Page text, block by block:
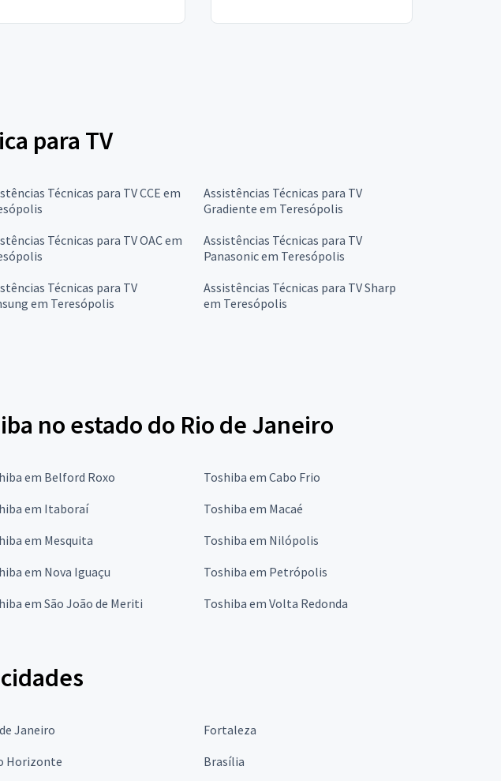
para TV
Técnicas para TV CCE em
Assistências Técnicas para TV
Gradiente em Teresópolis
Técnicas para TV OAC em
Assistências Técnicas para TV
Panasonic em Teresópolis
Técnicas para TV
em Teresópolis
Assistências Técnicas para TV Sharp
em Teresópolis
no estado do Rio de Janeiro
em Belford Roxo
Toshiba em Cabo Frio
em Itaboraí
Toshiba em Macaé
em Mesquita
Toshiba em Nilópolis
em Nova Iguaçu
Toshiba em Petrópolis
em São João de Meriti Toshiba em Volta Redonda
Janeiro
Fortaleza
Horizonte Brasília